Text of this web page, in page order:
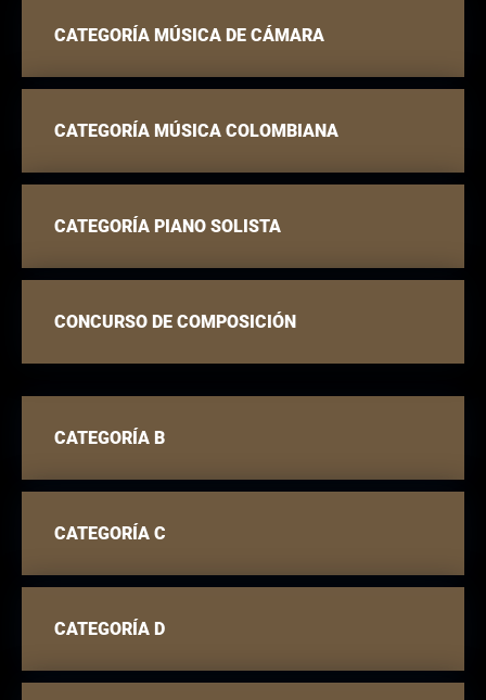
CATEGORÍA B
CATEGORÍA C
CATEGORÍA D
CATEGORÍA MÚSICA DE CÁMARA
CATEGORÍA MÚSICA COLOMBIANA
CATEGORÍA PIANO SOLISTA
CONCURSO DE COMPOSICIÓN